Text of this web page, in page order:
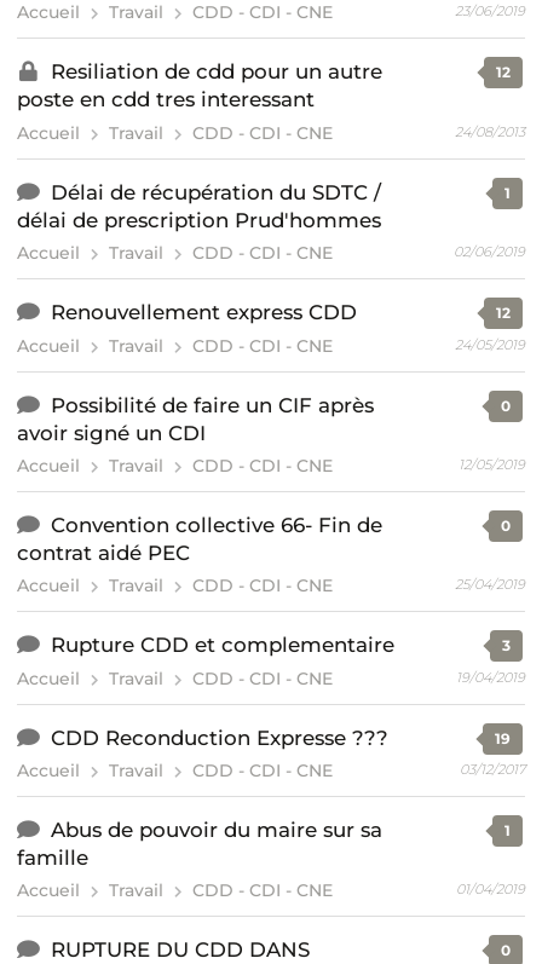
Accueil Travail CDD - CDI - CNE 23/06/2019
Resiliation de cdd pour un autre
poste en cdd tres interessant
Accueil Travail CDD - CDI - CNE
12
24/08/2013
Délai de récupération du SDTC /
délai de prescription Prud'hommes
Accueil Travail CDD - CDI - CNE
1
02/06/2019
Renouvellement express CDD
Accueil Travail CDD - CDI - CNE
12
24/05/2019
Possibilité de faire un CIF après
avoir signé un CDI
Accueil Travail CDD - CDI - CNE
0
12/05/2019
Convention collective 66- Fin de
contrat aidé PEC
Accueil Travail CDD - CDI - CNE
0
25/04/2019
Rupture CDD et complementaire
Accueil Travail CDD - CDI - CNE
3
19/04/2019
CDD Reconduction Expresse ???
Accueil Travail CDD - CDI - CNE
19
03/12/2017
Abus de pouvoir du maire sur sa
famille
Accueil Travail CDD - CDI - CNE
1
01/04/2019
RUPTURE DU CDD DANS
0